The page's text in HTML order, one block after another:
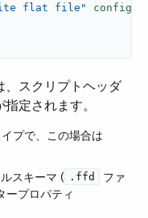
flat file"
config-
スクリプトヘッダ
定されます。
プで、この場合は
スキーマ (​ .ffd
​ ファ
ープロパティ